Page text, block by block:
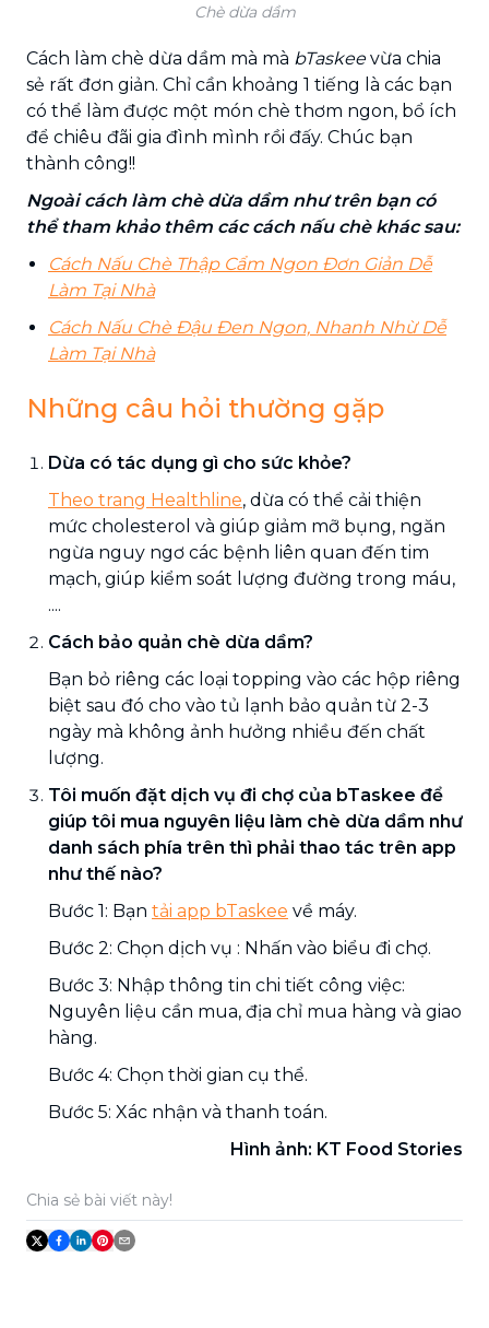
Chè dừa dầm
Cách làm chè dừa dầm mà mà bTaskeevừa chia
sẻ rất đơn giản. Chỉ cần khoảng 1 tiếng là các bạn
có thể làm được một món chè thơm ngon, bổ ích
để chiêu đãi gia đình mình rồi đấy. Chúc bạn
thành công!!
Ngoài cách làm chè dừa dầm như trên bạn có
thể tham khảo thêm các cách nấu chè khác sau:
Cách Nấu Chè Thập Cẩm Ngon Đơn Giản Dễ
Làm Tại Nhà
Cách Nấu Chè Đậu Đen Ngon, Nhanh Nhừ Dễ
Làm Tại Nhà
Những câu hỏi thường gặp
Dừa có tác dụng gì cho sức khỏe?
Theo trang Healthline, dừa có thể cải thiện
mức cholesterol và giúp giảm mỡ bụng, ngăn
ngừa nguy ngơ các bệnh liên quan đến tim
mạch, giúp kiểm soát lượng đường trong máu,
....
Cách bảo quản chè dừa dầm?
Bạn bỏ riêng các loại topping vào các hộp riêng
biệt sau đó cho vào tủ lạnh bảo quản từ 2-3
ngày mà không ảnh hưởng nhiều đến chất
lượng.
Tôi muốn đặt dịch vụ đi chợ của bTaskee để
giúp tôi mua nguyên liệu làm chè dừa dầm như
danh sách phía trên thì phải thao tác trên app
như thế nào?
Bước 1: Bạn tải app bTaskee về máy.
Bước 2: Chọn dịch vụ : Nhấn vào biểu đi chợ.
Bước 3: Nhập thông tin chi tiết công việc:
Nguyên liệu cần mua, địa chỉ mua hàng và giao
hàng.
Bước 4: Chọn thời gian cụ thể.
Bước 5: Xác nhận và thanh toán.
Hình ảnh: KT Food Stories
Chia sẻ bài viết này!